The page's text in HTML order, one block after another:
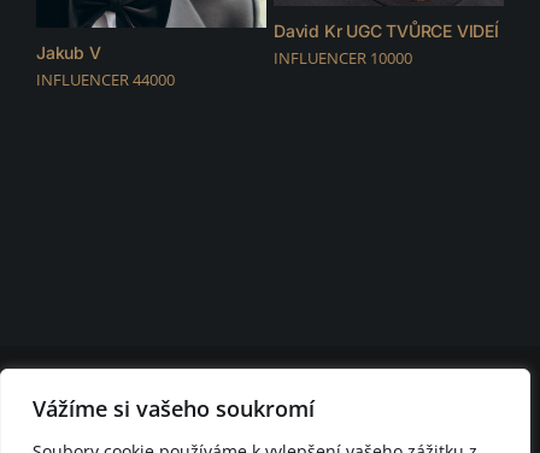
Vážíme si vašeho soukromí
Jakub V
INFLUENCER 44000
David Kr UGC TVŮRCE VIDEÍ
INFLUENCER 10000
cookies